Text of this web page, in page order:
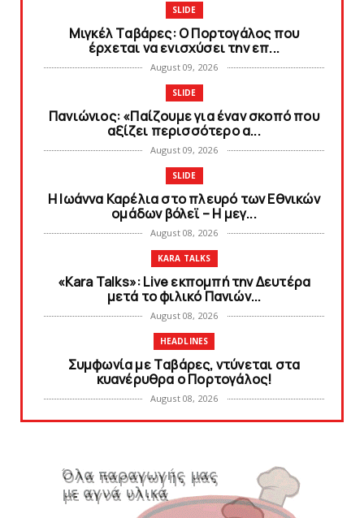
SLIDE
Mιγκέλ Tαβάρες: O Πορτογάλος που
έρχεται να ενισχύσει την επ...
August 09, 2026
SLIDE
Πανιώνιoς: «Παίζουμε για έναν σκοπό που
αξίζει περισσότερο α...
August 09, 2026
SLIDE
Η Ιωάννα Καρέλια στο πλευρό των Εθνικών
ομάδων βόλεϊ – H μεγ...
August 08, 2026
KARA TALKS
«Kara Talks»: Live εκπομπή την Δευτέρα
μετά το φιλικό Πανιών...
August 08, 2026
HEADLINES
Συμφωνία με Tαβάρες, ντύνεται στα
κυανέρυθρα ο Πορτογάλος!
August 08, 2026
SLIDE
August 08, 2026
SUPERLEAGUE2